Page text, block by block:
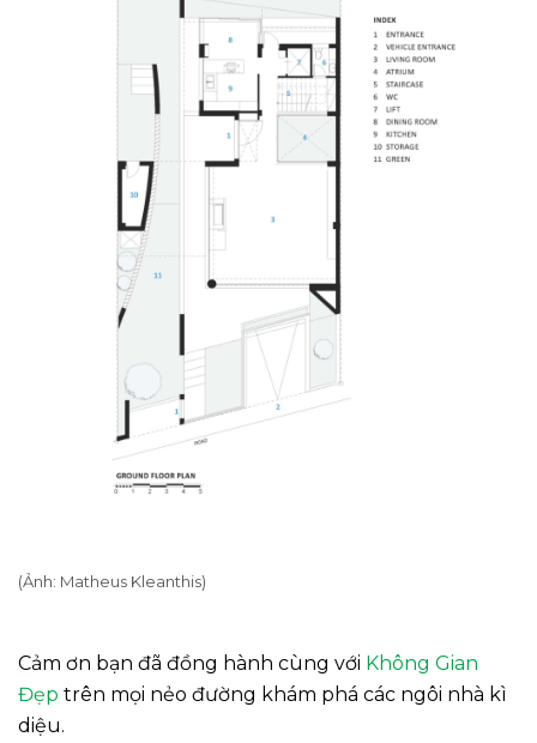
(Ảnh: Matheus Kleanthis)
Cảm ơn bạn đã đồng hành cùng với Không Gian
Đẹp trên mọi nẻo đường khám phá các ngôi nhà kì
diệu.